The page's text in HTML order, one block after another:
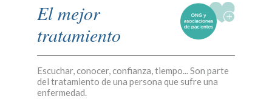
El mejor
tratamiento
Escuchar, conocer, confianza, tiempo... Son parte
del tratamiento de una persona que sufre una
enfermedad.